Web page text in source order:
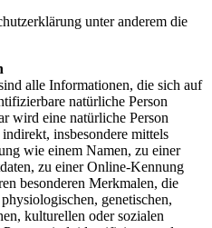
unter anderem die
alle Informationen, die sich auf
natürliche Person
wird eine natürliche Person
insbesondere mittels
wie einem Namen, zu einer
zu einer Online-Kennung
besonderen Merkmalen, die
genetischen,
kulturellen oder sozialen